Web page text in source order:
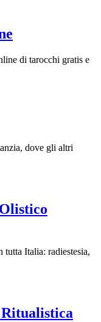
di tarocchi gratis e
dove gli altri
tutta Italia: radiestesia,